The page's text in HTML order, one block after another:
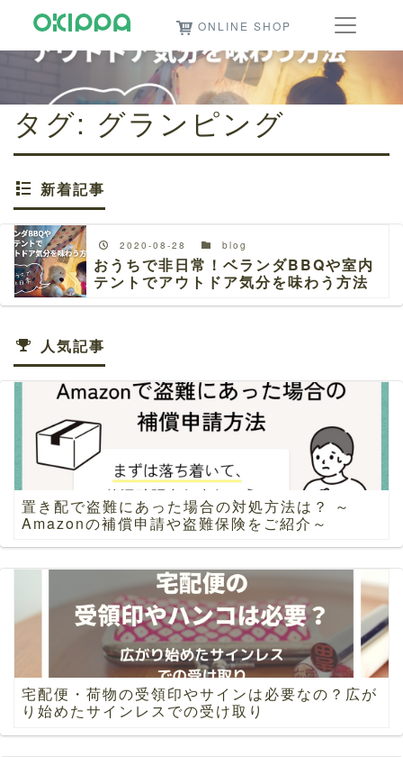
ONLINE SHOP
タグ: グランピング
新着記事
2020-08-28 blog
おうちで非日常！ベランダBBQや室内
テントでアウトドア気分を味わう方法
人気記事
置き配で盗難にあった場合の対処方法は？ ～
Amazonの補償申請や盗難保険をご紹介～
宅配便・荷物の受領印やサインは必要なの？広が
り始めたサインレスでの受け取り